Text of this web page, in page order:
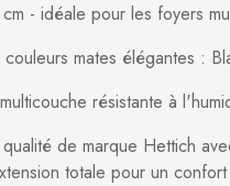
- idéale pour les foyers
mates élégantes :
résistante à
de marque Hettich
totale pour un confort